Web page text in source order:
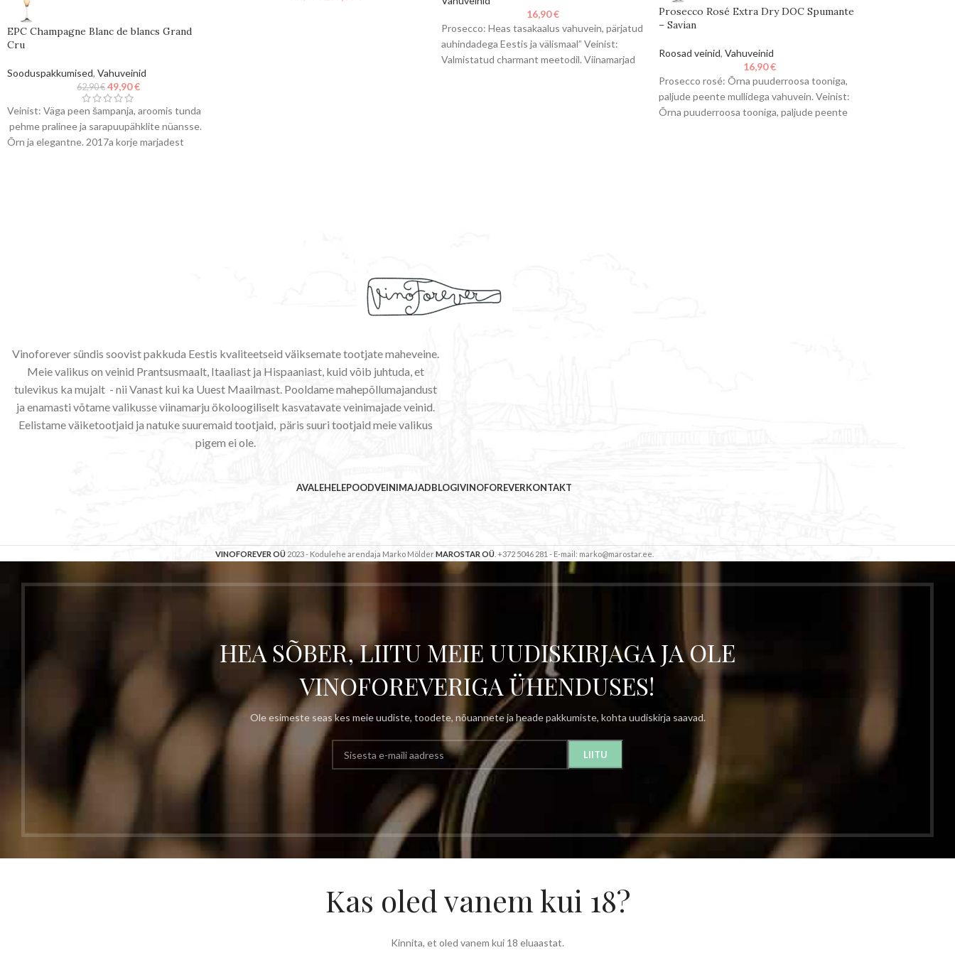
EPC Champagne Blanc de blancs Grand
Cru
Sooduspakkumised, Vahuveinid
62,90€ 49,90€
Veinist: Väga peen šampanja, aroomis tunda
pehme pralinee ja sarapuupähklite nüansse.
Õrn ja elegantne. 2017a korje marjadest
16,90€
Prosecco: Heas tasakaalus vahuvein, pärjatud
auhindadega Eestis ja välismaal” Veinist:
Valmistatud charmant meetodil. Viinamarjad
Prosecco Rosé Extra Dry DOC Spumante
– Savian
Roosad veinid, Vahuveinid
16,90€
Prosecco rosé: Õrna puuderroosa tooniga,
paljude peente mullidega vahuvein. Veinist:
Õrna puuderroosa tooniga, paljude peente
Vinoforever sündis soovist pakkuda Eestis kvaliteetseid väiksemate tootjate maheveine.
Meie valikus on veinid Prantsusmaalt, Itaaliast ja Hispaaniast, kuid võib juhtuda, et
tulevikus ka mujalt - nii Vanast kui ka Uuest Maailmast. Pooldame mahepõllumajandust
ja enamasti võtame valikusse viinamarju ökoloogiliselt kasvatavate veinimajade veinid.
Eelistame väiketootjaid ja natuke suuremaid tootjaid, päris suuri tootjaid meie valikus
pigem ei ole.
AVALEHELEPOODVEINIMAJADBLOGIVINOFOREVERKONTAKT
VINOFOREVER OÜ 2023 - Kodulehe arendaja Marko MölderMAROSTAR OÜ. +372 5046 281 - E-mail: marko@marostar.ee.
HEA SÕBER, LIITU MEIE UUDISKIRJAGA JA OLE
VINOFOREVERIGA ÜHENDUSES!
Ole esimeste seas kes meie uudiste, toodete, nõuannete ja heade pakkumiste, kohta uudiskirja saavad.
Kas oled vanem kui 18?
Kinnita, et oled vanem kui 18 eluaastat.